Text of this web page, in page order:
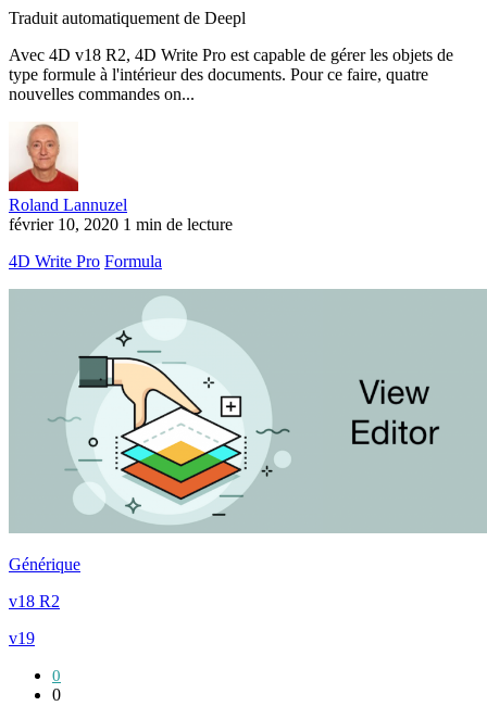
Traduit automatiquement de Deepl
Avec 4D v18 R2, 4D Write Pro est capable de gérer les objets de
type formule à l'intérieur des documents. Pour ce faire, quatre
nouvelles commandes on...
Roland Lannuzel
février 10, 2020 1 min de lecture
4D Write Pro Formula
Générique
v18 R2
v19
0
0